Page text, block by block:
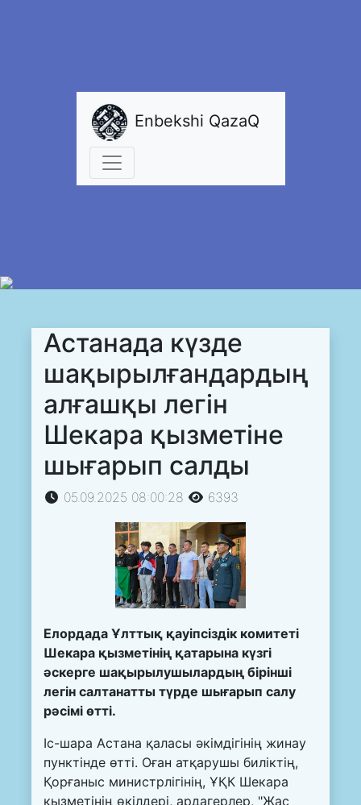
Enbekshi QazaQ
Астанада күзде
шақырылғандардың
алғашқы легін
Шекара қызметіне
шығарып салды
05.09.2025 08:00:28 6393
Елордада Ұлттық қауіпсіздік комитеті
Шекара қызметінің қатарына күзгі
әскерге шақырылушылардың бірінші
легін салтанатты түрде шығарып салу
рәсімі өтті.
Іс-шара Астана қаласы әкімдігінің жинау
пунктінде өтті. Оған атқарушы биліктің,
Қорғаныс министрлігінің, ҰҚК Шекара
қызметінің өкілдері, ардагерлер, "Жас